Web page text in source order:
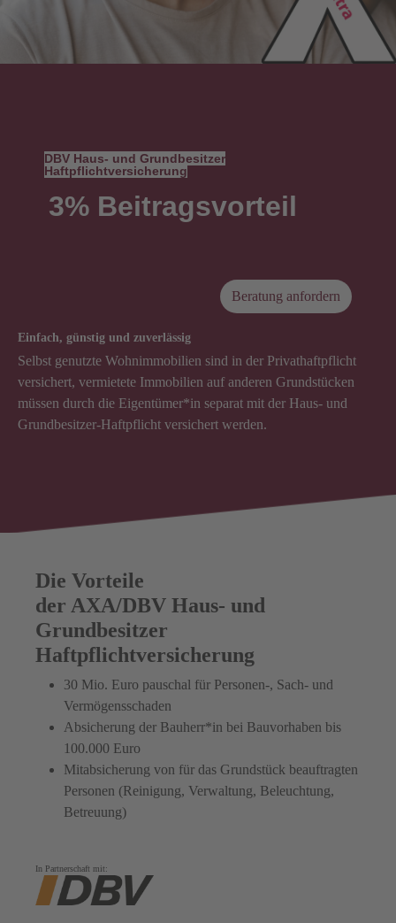
DBV Haus- und Grundbesitzer
Haftpflichtversicherung
3% Beitragsvorteil
Beratung anfordern
Einfach, günstig und zuverlässig
Selbst genutzte Wohnimmobilien sind in der Privathaftpflicht
versichert, vermietete Immobilien auf anderen Grundstücken
müssen durch die Eigentümer*in separat mit der Haus- und
Grundbesitzer-Haftpflicht versichert werden.
Die Vorteile
der AXA/DBV Haus- und
Grundbesitzer
Haftpflichtversicherung
30 Mio. Euro pauschal für Personen-, Sach- und
Vermögensschaden
Absicherung der Bauherr*in bei Bauvorhaben bis
100.000 Euro
Mitabsicherung von für das Grundstück beauftragten
Personen (Reinigung, Verwaltung, Beleuchtung,
Betreuung)
In Partnerschaft mit: